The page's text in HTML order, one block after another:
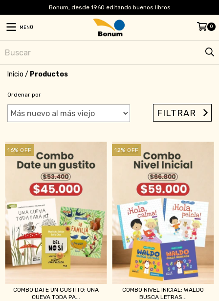
Bonum, desde 1960 editando buenos libros
MENÚ 0
Inicio / Productos
Ordenar por
FILTRAR
16% OFF
COMBO DATE UN GUSTITO: UNA
CUEVA TODA PA...
12% OFF
COMBO NIVEL INICIAL: WALDO
BUSCA LETRAS...